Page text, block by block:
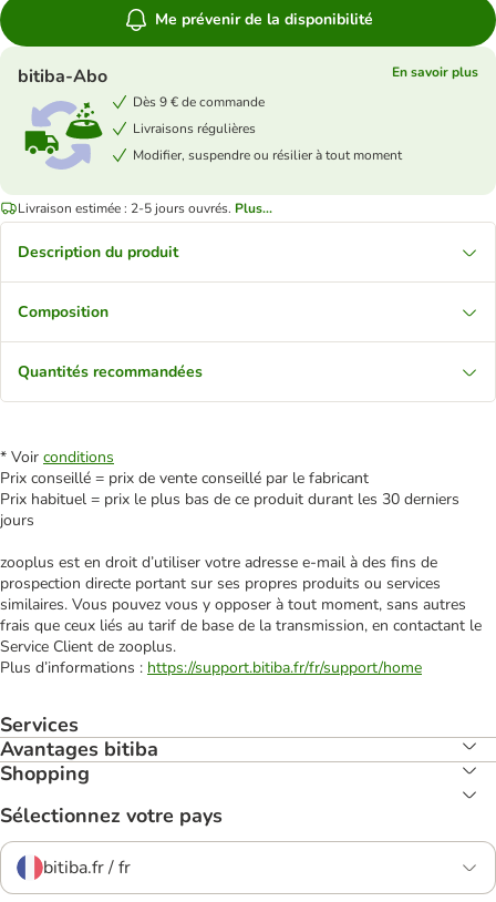
Me prévenir de la disponibilité
bitiba-Abo
En savoir plus
Dès 9 € de commande
Livraisons régulières
Modifier, suspendre ou résilier à tout moment
Livraison estimée : 2-5 jours ouvrés. Plus...
Description du produit
Composition
Quantités recommandées
* Voir conditions
Prix conseillé = prix de vente conseillé par le fabricant
Prix habituel = prix le plus bas de ce produit durant les 30 derniers
jours
zooplus est en droit d’utiliser votre adresse e‑mail à des fins de
prospection directe portant sur ses propres produits ou services
similaires. Vous pouvez vous y opposer à tout moment, sans autres
frais que ceux liés au tarif de base de la transmission, en contactant le
Service Client de zooplus.
Plus d’informations : https://support.bitiba.fr/fr/support/home
Services
Avantages bitiba
Shopping
Sélectionnez votre pays
bitiba.fr / fr